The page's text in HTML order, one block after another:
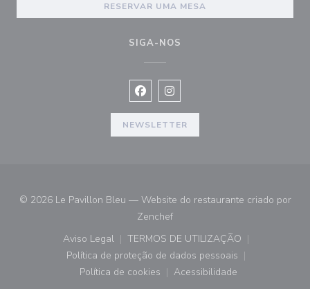
RESERVAR UMA MESA
SIGA-NOS
Facebook ((abre numa nova janela))
Instagram ((abre numa nova
NEWSLETTER
© 2026 Le Pavillon Bleu — Website do restaurante criado por
Zenchef((abre numa nova janela))
Aviso Legal
((abre numa nova janela))
TERMOS DE UTILIZAÇÃO
((abre numa nova janela))
Política de proteção de dados pessoais
((abre numa nova janela))
Política de cookies
((abre numa nova janela))
Acessibilidade
((abre numa nova